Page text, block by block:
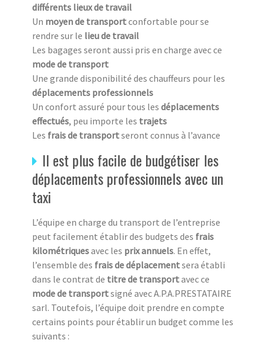
différents lieux de travail
Un moyen de transportconfortable pour se
rendre sur le lieu de travail
Les bagages seront aussi pris en charge avec ce
mode de transport
Une grande disponibilité des chauffeurs pour les
déplacements professionnels
Un confort assuré pour tous les déplacements
effectués, peu importe les trajets
Les frais de transportseront connus à l’avance
Il est plus facile de budgétiser les
déplacements professionnels avec un
taxi
L’équipe en charge du transport de l’entreprise
peut facilement établir des budgets des frais
kilométriquesavec les prix annuels. En effet,
l’ensemble des frais de déplacementsera établi
dans le contrat de titre de transportavec ce
mode de transportsigné avec A.P.A.PRESTATAIRE
sarl. Toutefois, l’équipe doit prendre en compte
certains points pour établir un budget comme les
suivants :